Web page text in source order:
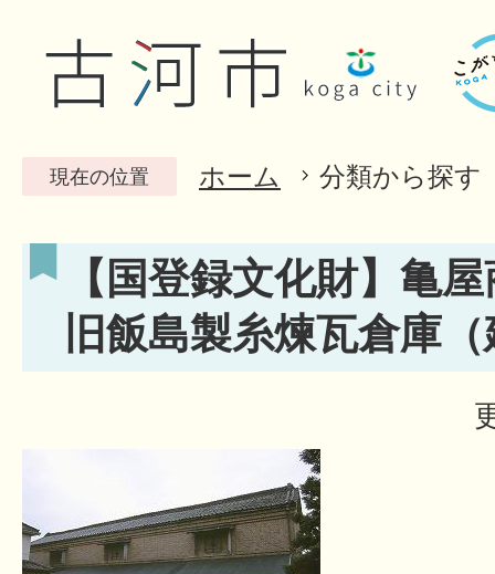
現在の位置 ホーム 分類から探す
【国登録文化財】亀
旧飯島製糸煉瓦倉庫